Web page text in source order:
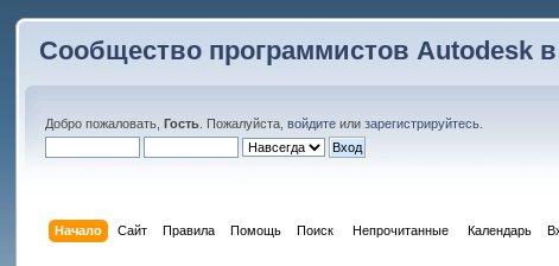
Сообщество программистов Autodesk
Добро пожаловать,Гость . Пожалуйста,войдите илизарегистрируйтесь
Начало Сайт Правила Помощь Поиск Непрочитанные Календарь